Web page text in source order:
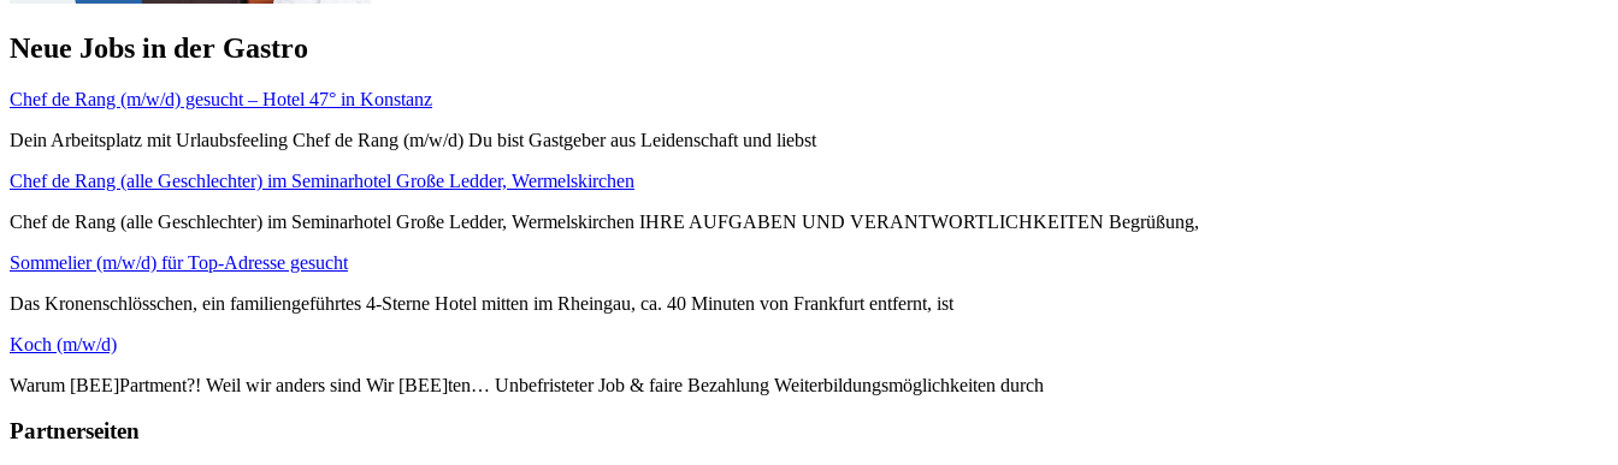
Neue Jobs in der Gastro
Chef de Rang (m/w/d) gesucht – Hotel 47° in Konstanz
Dein Arbeitsplatz mit Urlaubsfeeling Chef de Rang (m/w/d) Du bist Gastgeber aus Leidenschaft und liebst
Chef de Rang (alle Geschlechter) im Seminarhotel Große Ledder, Wermelskirchen
Chef de Rang (alle Geschlechter) im Seminarhotel Große Ledder, Wermelskirchen IHRE AUFGABEN UND VERANTWORTLICHKEITEN Begrüßung,
Sommelier (m/w/d) für Top-Adresse gesucht
Das Kronenschlösschen, ein familiengeführtes 4-Sterne Hotel mitten im Rheingau, ca. 40 Minuten von Frankfurt entfernt, ist
Koch (m/w/d)
Warum [BEE]Partment?! Weil wir anders sind Wir [BEE]ten… Unbefristeter Job & faire Bezahlung Weiterbildungsmöglichkeiten durch
Partnerseiten